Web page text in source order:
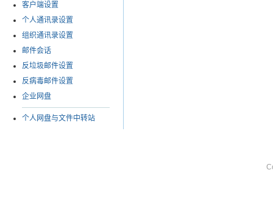
客户端设置
个人通讯录设置
组织通讯录设置
邮件会话
反垃圾邮件设置
反病毒邮件设置
企业网盘
个人网盘与文件中转站